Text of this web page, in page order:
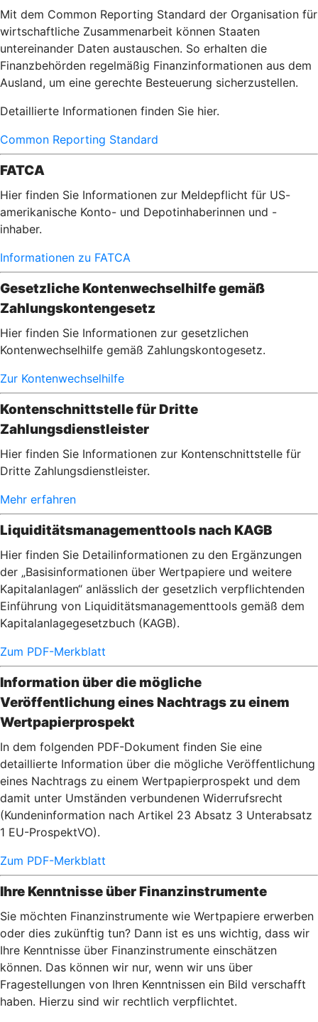
Mit dem Common Reporting Standard der Organisation für
wirtschaftliche Zusammenarbeit können Staaten
untereinander Daten austauschen. So erhalten die
Finanzbehörden regelmäßig Finanzinformationen aus dem
Ausland, um eine gerechte Besteuerung sicherzustellen.
Detaillierte Informationen finden Sie hier.
Common Reporting Standard
FATCA
Hier finden Sie Informationen zur Meldepflicht für US-
amerikanische Konto- und Depotinhaberinnen und -
inhaber.
Informationen zu FATCA
Gesetzliche Kontenwechselhilfe gemäß
Zahlungskontengesetz
Hier finden Sie Informationen zur gesetzlichen
Kontenwechselhilfe gemäß Zahlungskontogesetz.
Zur Kontenwechselhilfe
Kontenschnittstelle für Dritte
Zahlungsdienstleister
Hier finden Sie Informationen zur Kontenschnittstelle für
Dritte Zahlungsdienstleister.
Mehr erfahren
Liquiditätsmanagementtools nach KAGB
Hier finden Sie Detailinformationen zu den Ergänzungen
der „Basisinformationen über Wertpapiere und weitere
Kapitalanlagen“ anlässlich der gesetzlich verpflichtenden
Einführung von Liquiditätsmanagementtools gemäß dem
Kapitalanlagegesetzbuch (KAGB).
Zum PDF-Merkblatt
Information über die mögliche
Veröffentlichung eines Nachtrags zu einem
Wertpapierprospekt
In dem folgenden PDF-Dokument finden Sie eine
detaillierte Information über die mögliche Veröffentlichung
eines Nachtrags zu einem Wertpapierprospekt und dem
damit unter Umständen verbundenen Widerrufsrecht
(Kundeninformation nach Artikel 23 Absatz 3 Unterabsatz
1 EU-ProspektVO).
Zum PDF-Merkblatt
Ihre Kenntnisse über Finanzinstrumente
Sie möchten Finanzinstrumente wie Wertpapiere erwerben
oder dies zukünftig tun? Dann ist es uns wichtig, dass wir
Ihre Kenntnisse über Finanzinstrumente einschätzen
können. Das können wir nur, wenn wir uns über
Fragestellungen von Ihren Kenntnissen ein Bild verschafft
haben. Hierzu sind wir rechtlich verpflichtet.